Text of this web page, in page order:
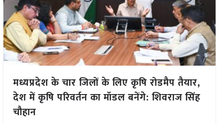
मध्यप्रदेश के चार जिलों के लिए कृषि रोडमैप तैयार,
देश में कृषि परिवर्तन का मॉडल बनेंगे: शिवराज सिंह
चौहान